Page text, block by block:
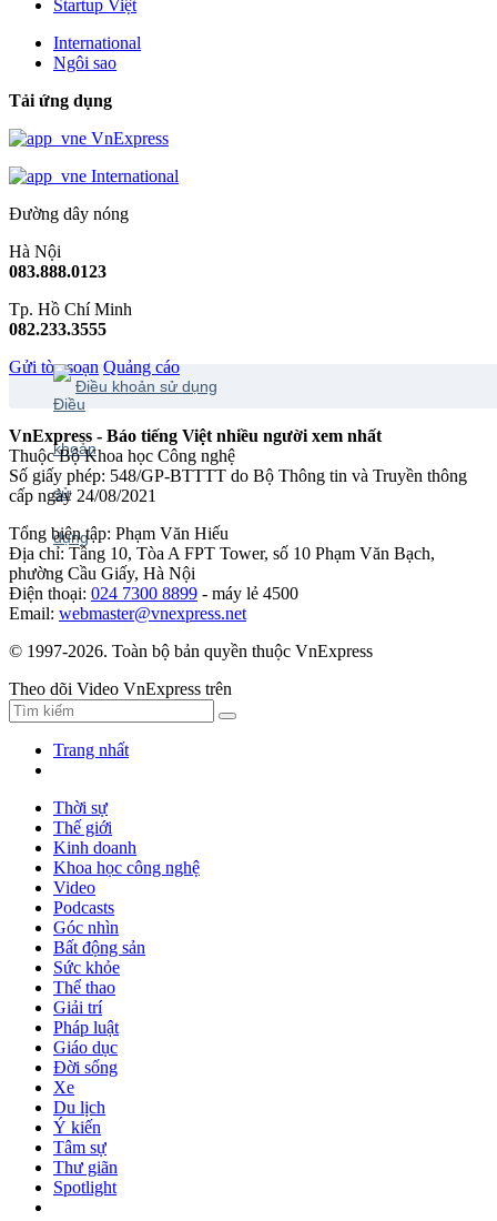
Startup Việt
International
Ngôi sao
Tải ứng dụng
VnExpress
International
Đường dây nóng
Hà Nội
083.888.0123
Tp. Hồ Chí Minh
082.233.3555
Gửi tòa soạn Quảng cáo
Điều khoản sử dụng
VnExpress - Báo tiếng Việt nhiều người xem nhất
Thuộc Bộ Khoa học Công nghệ
Số giấy phép: 548/GP-BTTTT do Bộ Thông tin và Truyền thông
cấp ngày 24/08/2021
Tổng biên tập: Phạm Văn Hiếu
Địa chỉ: Tầng 10, Tòa A FPT Tower, số 10 Phạm Văn Bạch,
phường Cầu Giấy, Hà Nội
Điện thoại: 024 7300 8899 - máy lẻ 4500
Email: webmaster@vnexpress.net
© 1997-2026. Toàn bộ bản quyền thuộc VnExpress
Theo dõi Video VnExpress trên
Trang nhất
Thời sự
Thế giới
Kinh doanh
Khoa học công nghệ
Video
Podcasts
Góc nhìn
Bất động sản
Sức khỏe
Thể thao
Giải trí
Pháp luật
Giáo dục
Đời sống
Xe
Du lịch
Ý kiến
Tâm sự
Thư giãn
Spotlight